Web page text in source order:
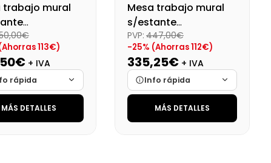
trabajo mural
113€)
+ IVA
rápida
Cargando…
MÁS DETALLES
Mesa trabajo mural
s/estante
desmontado
Dim:700X600X850 Mm
PVP: 447,00€
-25% (Ahorras 112€)
335,25€ + IVA
Info rápida
Marca
Cargando…
MÁS DETALLES